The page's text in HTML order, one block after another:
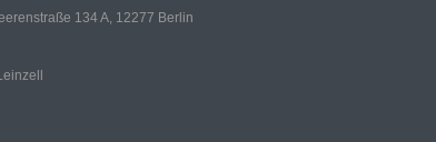
134 A, 12277 Berlin